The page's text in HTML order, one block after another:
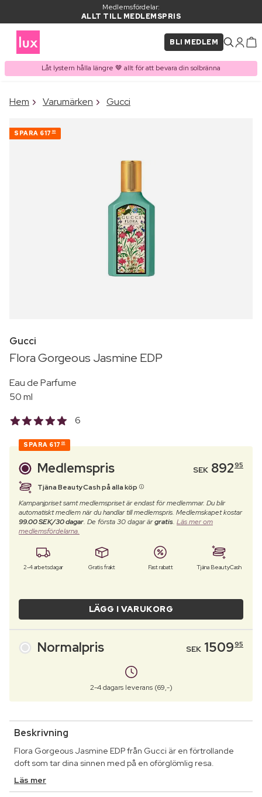
Medlemsfördelar:
ALLT TILL MEDLEMSPRIS
BLI MEDLEM
Låt lystern hålla längre 🤎 allt för att bevara din solbränna
PRODUKT I VARUKORGEN
Hem Varumärken Gucci
SPARA 617 00
Gucci
Flora Gorgeous Jasmine EDP
Eau de Parfume
50 ml
6
SPARA 617 00
Medlemspris SEK 89295
Tjäna BeautyCash på alla köp
Kampanjpriset samt medlemspriset är endast för medlemmar. Du blir
automatiskt medlem när du handlar till medlemspris. Medlemskapet kostar
99.00 SEK/30 dagar. De första 30 dagar ärgratis. Läs mer om
medlemsfördelarna.
2-4 arbetsdagar Gratis frakt Fast rabatt Tjäna BeautyCash
LÄGG I VARUKORG
Normalpris SEK 150995
2-4 dagars leverans (69,-)
Beskrivning
Flora Gorgeous Jasmine EDP från Gucci är en förtrollande
doft som tar dina sinnen med på en oförglömlig resa.
Läs mer